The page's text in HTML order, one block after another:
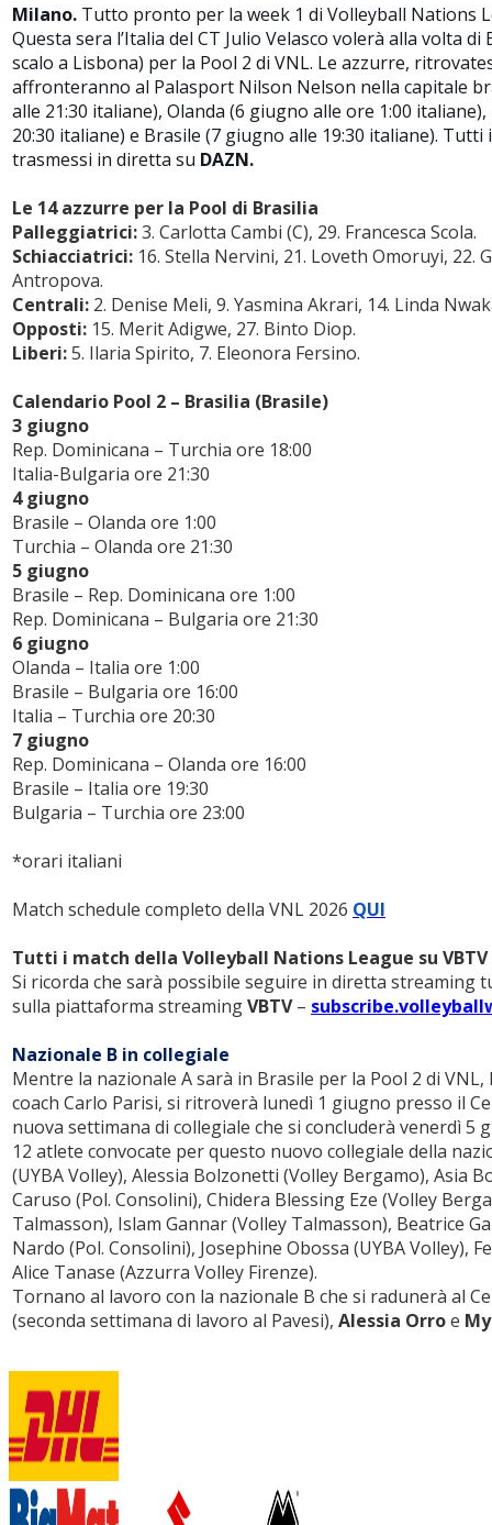
Milano. Tutto pronto per la week 1 di Volleyball Nations
Questa sera l’Italia del CT Julio Velasco volerà alla volta
scalo a Lisbona) per la Pool 2 di VNL. Le azzurre,
affronteranno al Palasport Nilson Nelson nella capitale
alle 21:30 italiane), Olanda (6 giugno alle ore 1:00
20:30 italiane) e Brasile (7 giugno alle 19:30 italiane).
trasmessi in diretta su DAZN.
Le 14 azzurre per la Pool di Brasilia
Palleggiatrici:3. Carlotta Cambi (C), 29. Francesca Scola.
Schiacciatrici: 16. Stella Nervini, 21. Loveth Omoruyi, 22.
Antropova.
Centrali: 2. Denise Meli, 9. Yasmina Akrari, 14. Linda
Opposti: 15. Merit Adigwe, 27. Binto Diop.
Liberi:5. Ilaria Spirito, 7. Eleonora Fersino.
Calendario Pool 2 – Brasilia (Brasile)
3 giugno
Rep. Dominicana – Turchia ore 18:00
Italia-Bulgaria ore 21:30
4 giugno
Brasile – Olanda ore 1:00
Turchia – Olanda ore 21:30
5 giugno
Brasile – Rep. Dominicana ore 1:00
Rep. Dominicana – Bulgaria ore 21:30
6 giugno
Olanda – Italia ore 1:00
Brasile – Bulgaria ore 16:00
Italia – Turchia ore 20:30
7 giugno
Rep. Dominicana – Olanda ore 16:00
Brasile – Italia ore 19:30
Bulgaria – Turchia ore 23:00
*orari italiani
Match schedule completo della VNL 2026 QUI
Tutti i match della Volleyball Nations League su VBTV
Si ricorda che sarà possibile seguire in diretta streaming
sulla piattaforma streamingVBTV–
Nazionale B in collegiale
Mentre la nazionale A sarà in Brasile per la Pool 2 di
coach Carlo Parisi, si ritroverà lunedì 1 giugno presso il
nuova settimana di collegiale che si concluderà venerdì 5
12 atlete convocate per questo nuovo collegiale della
(UYBA Volley), Alessia Bolzonetti (Volley Bergamo), Asia
Caruso (Pol. Consolini), Chidera Blessing Eze (Volley
Talmasson), Islam Gannar (Volley Talmasson), Beatrice
Nardo (Pol. Consolini), Josephine Obossa (UYBA Volley),
Alice Tanase (Azzurra Volley Firenze).
Tornano al lavoro con la nazionale B che si radunerà al
(seconda settimana di lavoro al Pavesi), Alessia Orroe